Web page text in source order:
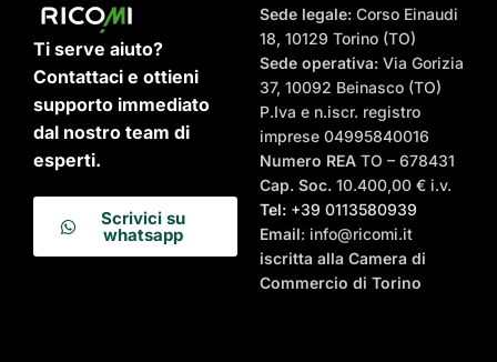
Ti serve aiuto?
Contattaci e ottieni
supporto immediato
dal nostro team di
esperti.
Scrivici su
whatsapp
Sede legale:Corso Einaudi
18, 10129 Torino (TO)
Sede operativa:Via Gorizia
37, 10092 Beinasco (TO)
P.Iva e n.iscr. registro
imprese 04995840016
Numero REA TO – 678431
Cap. Soc.10.400,00 € i.v.
Tel:+39 0113580939
Email: info@ricomi.it
iscritta alla Camera di
Commercio di Torino